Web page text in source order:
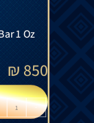
1 Oz
850
₪
-